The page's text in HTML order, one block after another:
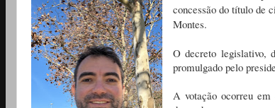
concessão do título de
Montes.
O decreto legislativo,
promulgado pelo
A votação ocorreu